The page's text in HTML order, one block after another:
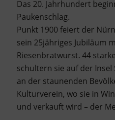
Das 20. Jahrhundert
Paukenschlag.
Punkt 1900 feiert der
sein 25jähriges Jubiläum
Riesenbratwurst. 44
schultern sie auf der
an der staunenden
Kulturverein, wo sie in
und verkauft wird – der